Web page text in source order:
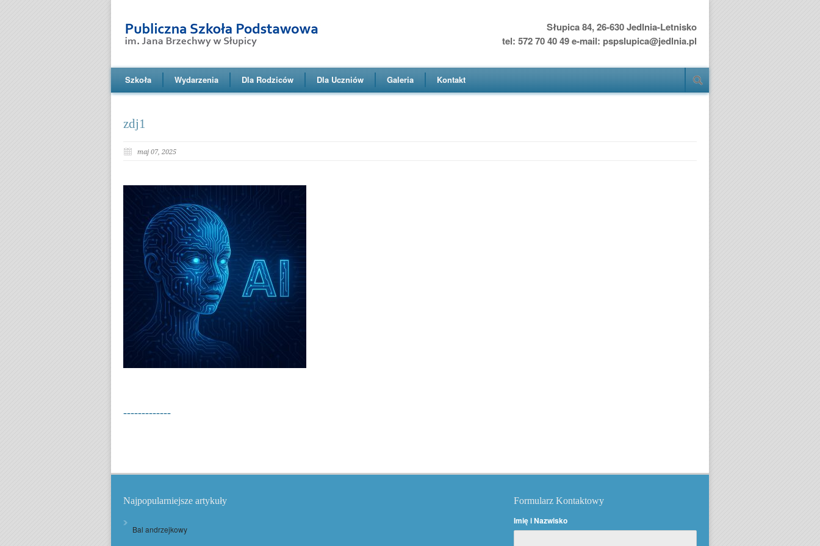
Słupica 84, 26-630 Jedlnia-Letnisko
tel: 572 70 40 49 e-mail: pspslupica@jedlnia.pl
Szkoła Wydarzenia Dla Rodziców Dla Uczniów Galeria Kontakt
zdj1
maj 07, 2025
-------------
Najpopularniejsze artykuły
Bal andrzejkowy
Formularz Kontaktowy
Imię i Nazwisko